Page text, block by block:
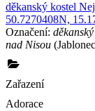
děkanský kostel
50.7270408N,
Označení:
nad Nisou
Zařazení
Adorace